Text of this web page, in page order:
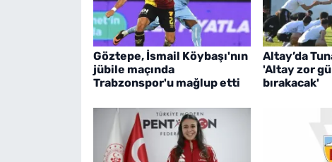
Göztepe, İsmail Köybaşı'nın
jübile maçında
Trabzonspor'u mağlup etti
Altay’da
'Altay zor
bırakacak'